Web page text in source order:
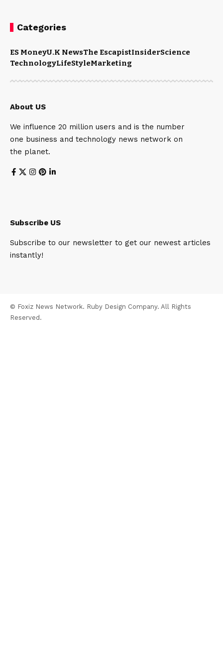
Categories
ES MoneyU.K NewsThe EscapistInsiderScience
TechnologyLifeStyleMarketing
About US
We influence 20 million users and is the number
one business and technology news network on
the planet.
Subscribe US
Subscribe to our newsletter to get our newest articles
instantly!
© Foxiz News Network. Ruby Design Company. All Rights
Reserved.